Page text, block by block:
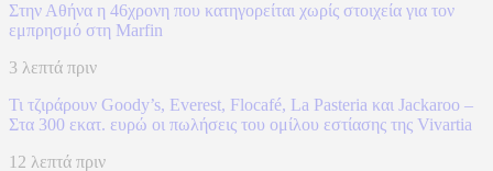
Στην Αθήνα η 46χρονη που κατηγορείται χωρίς στοιχεία για τον
εμπρησμό στη Marfin
3 λεπτά πριν
Τι τζιράρουν Goody’s, Everest, Flocafé, La Pasteria και Jackaroo –
Στα 300 εκατ. ευρώ οι πωλήσεις του ομίλου εστίασης της Vivartia
12 λεπτά πριν